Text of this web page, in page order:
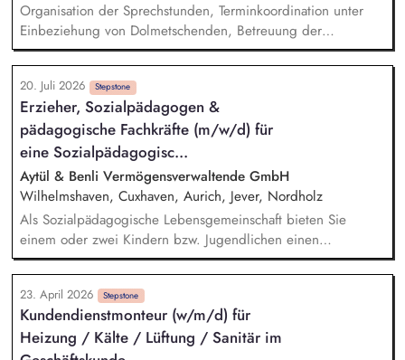
Organisation der Sprechstunden, Terminkoordination unter
Einbeziehung von Dolmetschenden, Betreuung der
telefonischen Sprechzeiten, Datenbankpflege, allgemeine
Verwaltungstätigkeiten, Unterstützung bei der Vermittlung in
die Regelversorgung.
20. Juli 2026 Stepstone
Erzieher, Sozialpädagogen &
pädagogische Fachkräfte (m/w/d) für
eine Sozialpädagogisc...
Aytül & Benli Vermögensverwaltende GmbH
Wilhelmshaven, Cuxhaven, Aurich, Jever, Nordholz
Als Sozialpädagogische Lebensgemeinschaft bieten Sie
einem oder zwei Kindern bzw. Jugendlichen einen
vollstationären Betreuungsplatz in Ihrem eigenen Zuhause.
Sie begleiten die jungen Menschen langfristig und gestalten
ihren Alltag mit pädagogischer Kompetenz, Verlässlichkeit
und Herz. Pädagogische Begleitung und Betreuung:
Ganzheitliche Betreuung und Versorgung der
23. April 2026 Stepstone
Kundendienstmonteur (w/m/d) für
Heizung / Kälte / Lüftung / Sanitär im